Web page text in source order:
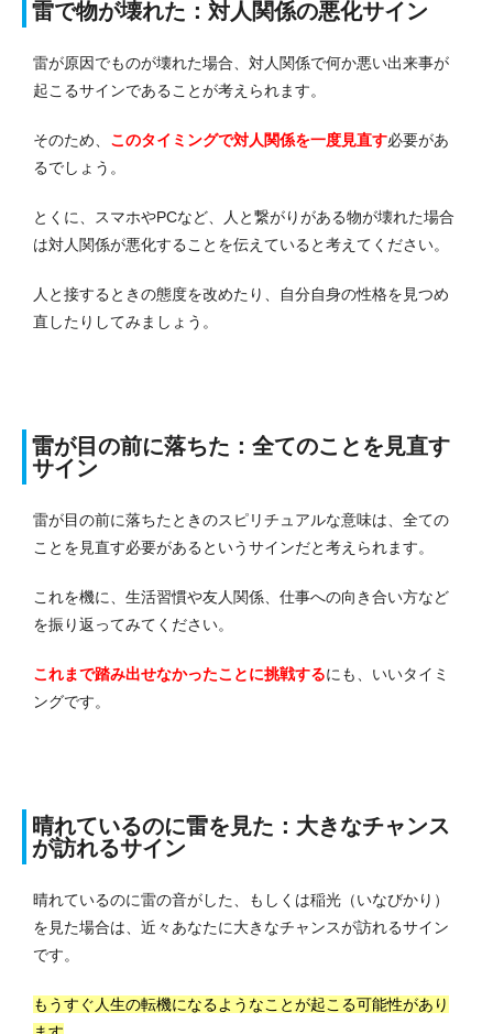
雷で物が壊れた：対人関係の悪化サイン
雷が原因でものが壊れた場合、対人関係で何か悪い出来事が
起こるサインであることが考えられます。
そのため、 このタイミングで対人関係を一度見直す必要があ
るでしょう。
とくに、スマホやPCなど、人と繋がりがある物が壊れた場合
は対人関係が悪化することを伝えていると考えてください。
人と接するときの態度を改めたり、自分自身の性格を見つめ
直したりしてみましょう。
雷が目の前に落ちた：全てのことを見直す
サイン
雷が目の前に落ちたときのスピリチュアルな意味は、全ての
ことを見直す必要があるというサインだと考えられます。
これを機に、生活習慣や友人関係、仕事への向き合い方など
を振り返ってみてください。
これまで踏み出せなかったことに挑戦するにも、いいタイミ
ングです。
晴れているのに雷を見た：大きなチャンス
が訪れるサイン
晴れているのに雷の音がした、もしくは稲光（いなびかり）
を見た場合は、近々あなたに大きなチャンスが訪れるサイン
です。
もうすぐ人生の転機になるようなことが起こる可能性があり